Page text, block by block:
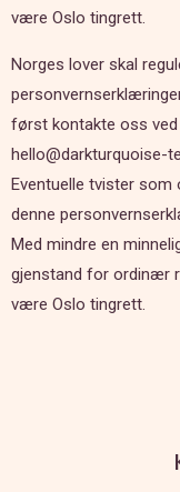
være Oslo tingrett.
Norges lover skal
først kontakte oss ved
hello@darkturquoise-
Eventuelle tvister som
denne
Med mindre en
gjenstand for ordinær
være Oslo tingrett.